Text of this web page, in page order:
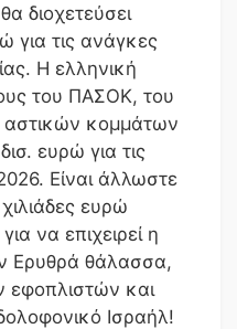
διοχετεύσει
για τις ανάγκες
Η ελληνική
του ΠΑΣΟΚ, του
κομμάτων
ευρώ για τις
Είναι άλλωστε
ευρώ
να επιχειρεί η
Ερυθρά θάλασσα,
εφοπλιστών και
Ισραήλ!